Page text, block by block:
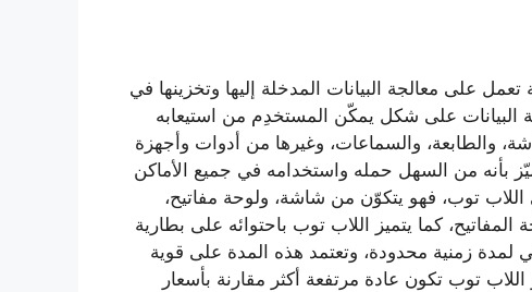
على معالجة البيانات المدخلة إليها وتخزينها في
البيانات على شكل يمكّن المستخدِم من استيعابه
والطابعة، والسماعات، وغيرها من أدوات وأجهزة
بأنه من السهل حمله واستخدامه في جميع الأماكن
توب، فهو يتكوّن من شاشة، ولوحة مفاتيح،
كما يتميز اللاب توب باحتوائه على بطارية
لمدة زمنية محدودة، وتعتمد هذه المدة على قوية
اللاب توب تكون عادة مرتفعة أكثر مقارنة بأسعار